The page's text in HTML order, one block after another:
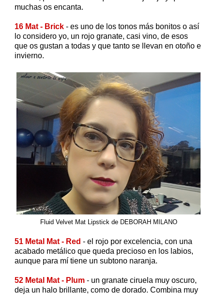
muchas os encanta.
16 Mat - Brick - es uno de los tonos más bonitos o así
lo considero yo, un rojo granate, casi vino, de esos
que os gustan a todas y que tanto se llevan en otoño e
invierno.
Fluid Velvet Mat Lipstick de DEBORAH MILANO
51 Metal Mat - Red - el rojo por excelencia, con una
acabado metálico que queda precioso en los labios,
aunque para mí tiene un subtono naranja.
52 Metal Mat - Plum - un granate ciruela muy oscuro,
deja un halo brillante, como de dorado. Combina muy